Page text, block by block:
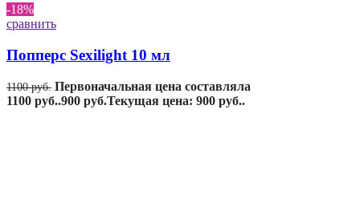
-18%
сравнить
Попперс Sexilight 10 мл
1100руб. Первоначальная цена составляла
1100 руб..900 руб.Текущая цена: 900 руб..